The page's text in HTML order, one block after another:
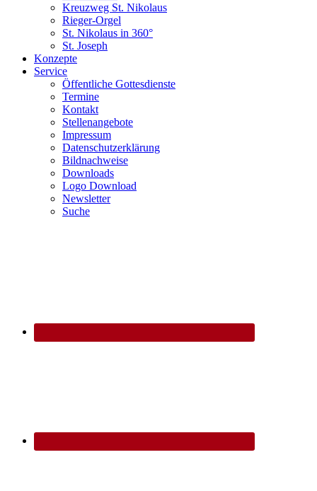
Kreuzweg St. Nikolaus
Rieger-Orgel
St. Nikolaus in 360°
St. Joseph
Konzepte
Service
Öffentliche Gottesdienste
Termine
Kontakt
Stellenangebote
Impressum
Datenschutzerklärung
Bildnachweise
Downloads
Logo Download
Newsletter
Suche